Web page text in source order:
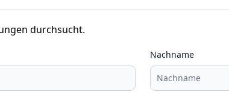
durchsucht.
Nachname